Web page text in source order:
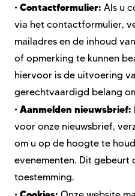
• Contactformulier: Als u
via het contactformulier,
mailadres en de inhoud
of opmerking te kunnen
hiervoor is de uitvoering
gerechtvaardigd belang
• Aanmelden nieuwsbrief:
voor onze nieuwsbrief,
om u op de hoogte te
evenementen. Dit gebeurt
toestemming.